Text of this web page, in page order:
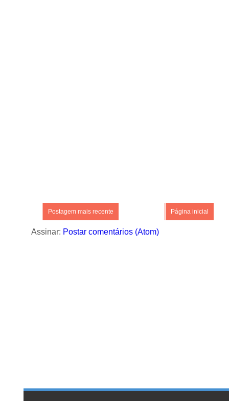
Postagem mais recente Página inicial
Assinar: Postar comentários (Atom)